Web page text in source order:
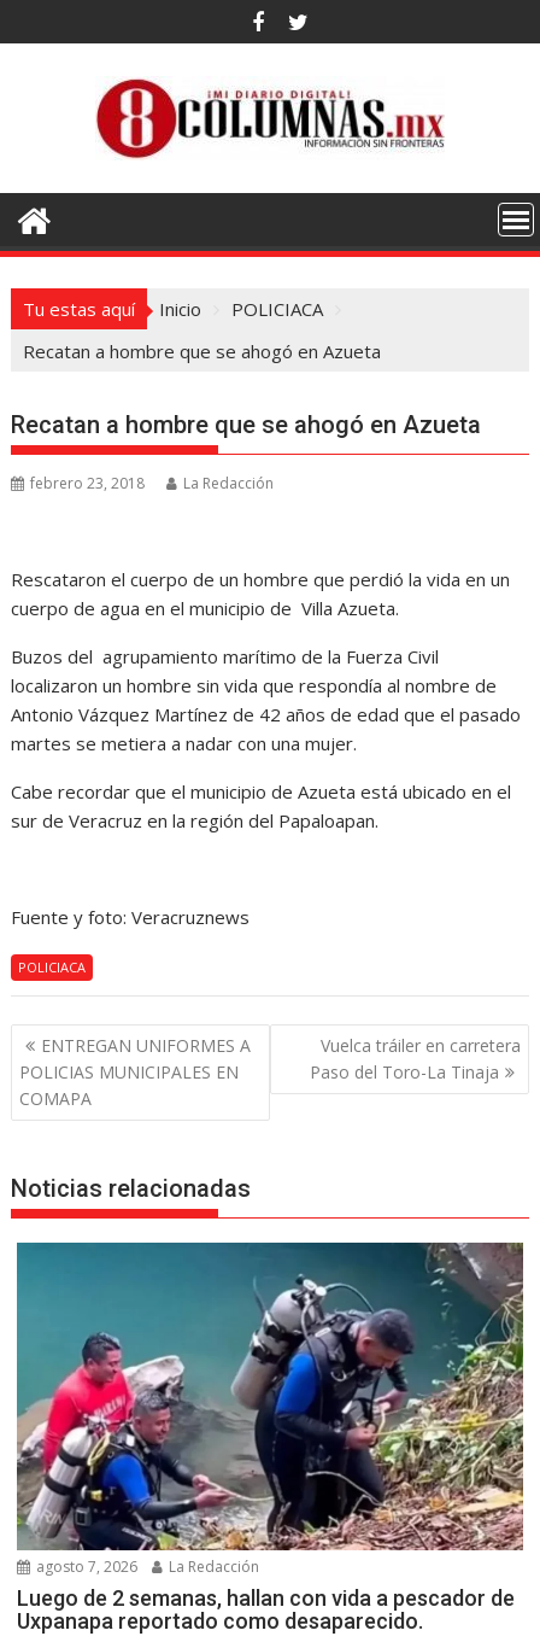
al
Tu estas aquí Inicio
POLICIACA
Recatan a hombre que se ahogó en Azueta
Recatan a hombre que se ahogó en Azueta
febrero 23, 2018 La Redacción
Rescataron el cuerpo de un hombre que perdió la vida en un
cuerpo de agua en el municipio de Villa Azueta.
Buzos del agrupamiento marítimo de la Fuerza Civil
localizaron un hombre sin vida que respondía al nombre de
Antonio Vázquez Martínez de 42 años de edad que el pasado
martes se metiera a nadar con una mujer.
Cabe recordar que el municipio de Azueta está ubicado en el
sur de Veracruz en la región del Papaloapan.
Fuente y foto: Veracruznews
POLICIACA
Navegación
de
entradas
ENTREGAN UNIFORMES A
POLICIAS MUNICIPALES EN
COMAPA
Vuelca tráiler en carretera
Paso del Toro-La Tinaja
Noticias relacionadas
agosto 7, 2026 La Redacción
Luego de 2 semanas, hallan con vida a pescador de
Uxpanapa reportado como desaparecido.